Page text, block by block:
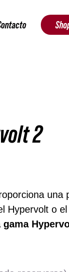
2
una
Hypervolt o